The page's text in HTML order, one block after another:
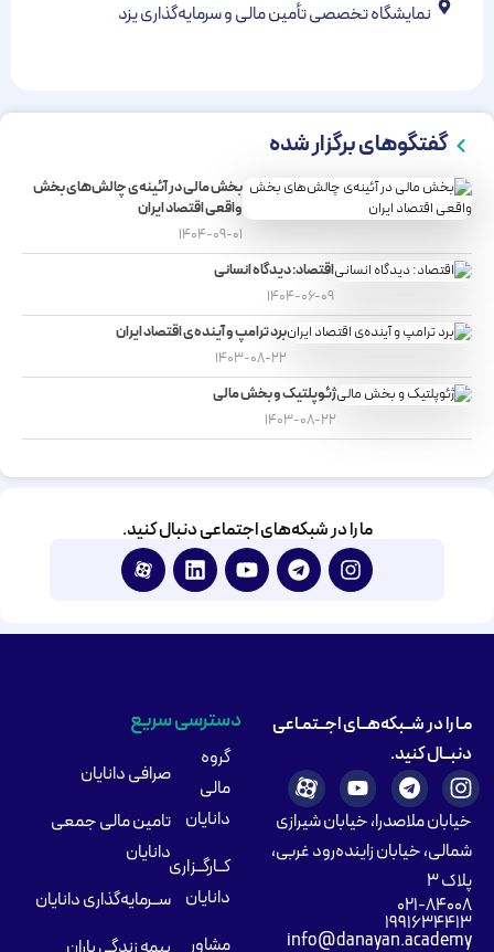
نمایشگاه تخصصی تأمین مالی و سرمایه‌گذاری یزد
گفتگوهای برگزار شده
بخش مالی در آئینه‌ی چالش‌های بخش
واقعی اقتصاد ایران
۱۴۰۴-۰۹-۰۱
اقتصاد: دیدگاه انسانی
۱۴۰۴-۰۶-۰۹
برد ترامپ و آینده‌ی اقتصاد ایران
۱۴۰۳-۰۸-۲۲
ژئوپلتیک و بخش مالی
۱۴۰۳-۰۸-۲۲
ما را در شبکه‌های اجتماعی دنبال کنید.
مـا را در شــبکه‌هــای اجــتمـاعی
دنبــال کنید.
خیابان ملاصدرا، خیابان شیرازی
شمالی، خیابان زاینده‌رود غربی،
پلاک ۳
۰۲۱-۸۴۰۰۸
۱۹۹۱۶۳۴۴۱۳
info@danayan.academy
دسترسی سریع
گروه
مالی
دانایان
کــارگــزاری
دانایان
مشاور
صرافی دانایان
تامین مالی جمعی
دانایان
ســرمایه‌گذاری دانایان